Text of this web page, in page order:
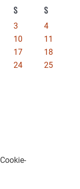
S S
3
4
10
11
17
18
24
25
Cookie-